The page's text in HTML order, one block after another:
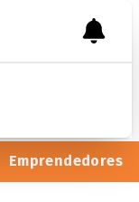
Emprendedores